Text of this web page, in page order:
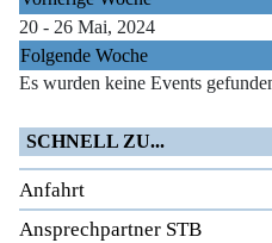
20 - 26 Mai, 2024
Folgende Woche
Es wurden keine Events
SCHNELL ZU...
Anfahrt
Ansprechpartner STB